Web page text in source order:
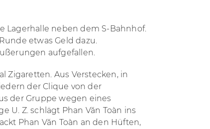
Lagerhalle neben dem S-Bahnhof.
etwas Geld dazu.
aufgefallen.
Zigaretten. Aus Verstecken, in
der Clique von der
der Gruppe wegen eines
U. Z. schlägt Phan Văn Toàn ins
Phan Văn Toàn an den Hüften,